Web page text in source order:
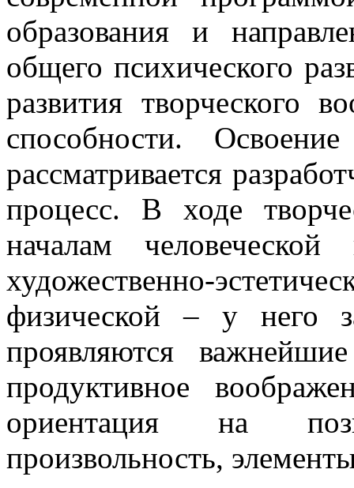
образования и
общего психического
развития творческого
способности.
рассматривается
процесс. В ходе
началам
художественно-
физической – у него
проявляются
продуктивное
ориентация на
произвольность,